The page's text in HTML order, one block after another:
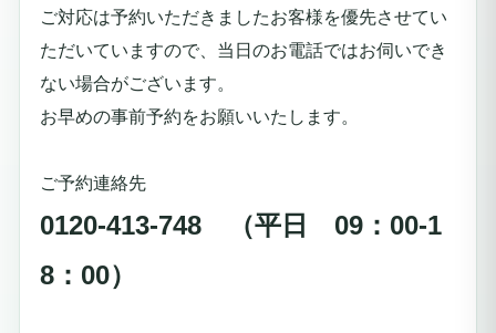
ご対応は予約いただきましたお客様を優先させてい
ただいていますので、当日のお電話ではお伺いでき
ない場合がございます。
お早めの事前予約をお願いいたします。
ご予約連絡先
0120-413-748 （平日 09：00-1
8：00）